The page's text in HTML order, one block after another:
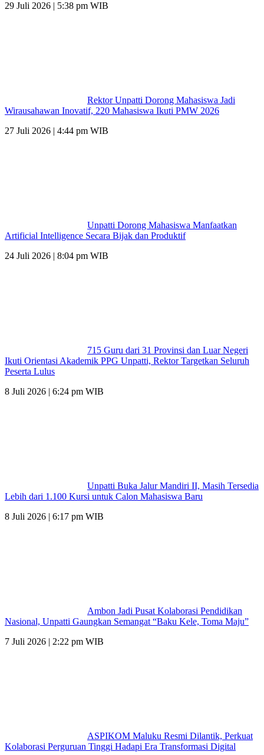
29 Juli 2026 | 5:38 pm WIB
Rektor Unpatti Dorong Mahasiswa Jadi
Wirausahawan Inovatif, 220 Mahasiswa Ikuti PMW 2026
27 Juli 2026 | 4:44 pm WIB
Unpatti Dorong Mahasiswa Manfaatkan
Artificial Intelligence Secara Bijak dan Produktif
24 Juli 2026 | 8:04 pm WIB
715 Guru dari 31 Provinsi dan Luar Negeri
Ikuti Orientasi Akademik PPG Unpatti, Rektor Targetkan Seluruh
Peserta Lulus
8 Juli 2026 | 6:24 pm WIB
Unpatti Buka Jalur Mandiri II, Masih Tersedia
Lebih dari 1.100 Kursi untuk Calon Mahasiswa Baru
8 Juli 2026 | 6:17 pm WIB
Ambon Jadi Pusat Kolaborasi Pendidikan
Nasional, Unpatti Gaungkan Semangat “Baku Kele, Toma Maju”
7 Juli 2026 | 2:22 pm WIB
ASPIKOM Maluku Resmi Dilantik, Perkuat
Kolaborasi Perguruan Tinggi Hadapi Era Transformasi Digital